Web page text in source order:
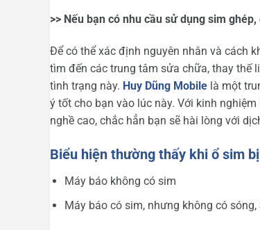
>> Nếu bạn có nhu cầu sử dụng sim
Để có thể xác định nguyên nhân và cách
tìm đến các trung tâm sửa chữa, thay thế
tình trạng này. Huy Dũng Mobile là một
ý tốt cho bạn vào lúc này. Với kinh
nghề cao, chắc hẳn bạn sẽ hài lòng với
Biểu hiện thường thấy khi ổ sim
Máy báo không có sim
Máy báo có sim, nhưng không có sóng,